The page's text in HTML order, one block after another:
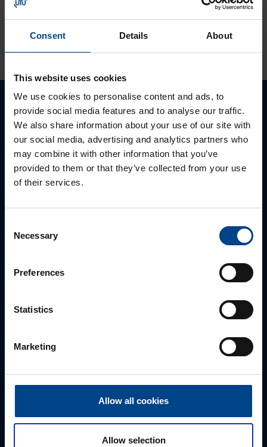
Consent Details About
This website uses cookies
We use cookies to personalise content and ads, to
provide social media features and to analyse our traffic.
We also share information about your use of our site with
our social media, advertising and analytics partners who
may combine it with other information that you’ve
provided to them or that they’ve collected from your use
of their services.
Selection
Necessary
Preferences
Statistics
Marketing
Allow all cookies
Allow selection
KATSO LISÄÄ ARTIKKELEITA
Ota yhteyttä!
Autamme mielellämme, jotta löydämme sinulle
parhaan ratkaisun. Otathan yhteyttä puhelimitse,
sähköpostitse tai verkkolomakkeen kautta.
jussi.pernaa@utu.eu